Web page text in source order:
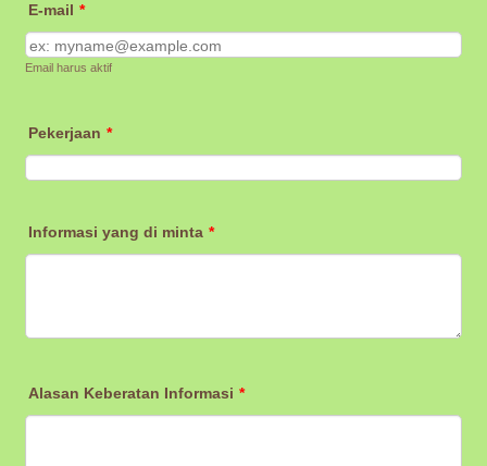
E-mail *
Email harus aktif
Pekerjaan *
Informasi yang di minta *
Alasan Keberatan Informasi *